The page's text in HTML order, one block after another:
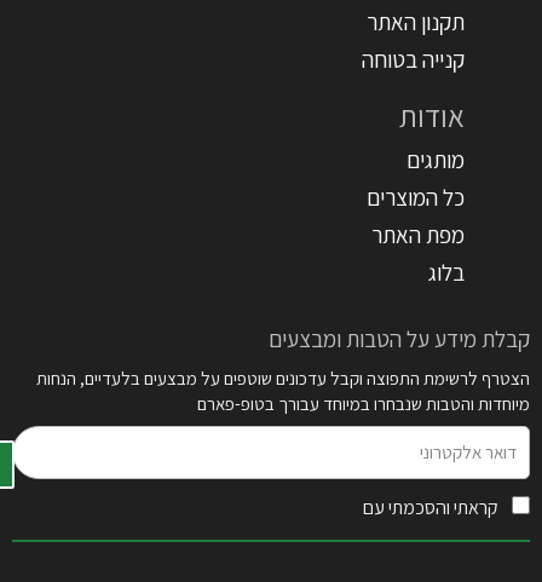
תקנון האתר
קנייה בטוחה
אודות
מותגים
כל המוצרים
מפת האתר
בלוג
קבלת מידע על הטבות ומבצעים
הצטרף לרשימת התפוצה וקבל עדכונים שוטפים על מבצעים בלעדיים, הנחות
מיוחדות והטבות שנבחרו במיוחד עבורך בטופ-פארם
אלקטרוני
קראתי והסכמתי עם